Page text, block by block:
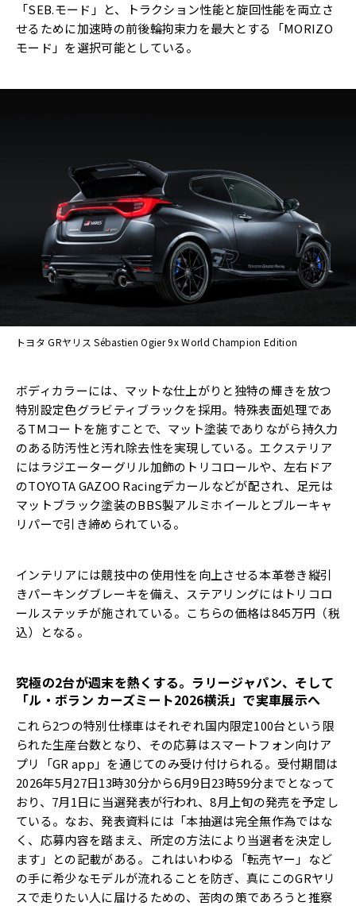
「SEB.モード」と、トラクション性能と旋回性能を両立さ
せるために加速時の前後輪拘束力を最大とする「MORIZO
モード」を選択可能としている。
トヨタ GRヤリス Sébastien Ogier 9x World Champion Edition
ボディカラーには、マットな仕上がりと独特の輝きを放つ
特別設定色グラビティブラックを採用。特殊表面処理であ
るTMコートを施すことで、マット塗装でありながら持久力
のある防汚性と汚れ除去性を実現している。エクステリア
にはラジエーターグリル加飾のトリコロールや、左右ドア
のTOYOTA GAZOO Racingデカールなどが配され、足元は
マットブラック塗装のBBS製アルミホイールとブルーキャ
リパーで引き締められている。
インテリアには競技中の使用性を向上させる本革巻き縦引
きパーキングブレーキを備え、ステアリングにはトリコロ
ールステッチが施されている。こちらの価格は845万円（税
込）となる。
究極の2台が週末を熱くする。ラリージャパン、そして
「ル・ボラン カーズミート2026横浜」で実車展示へ
これら2つの特別仕様車はそれぞれ国内限定100台という限
られた生産台数となり、その応募はスマートフォン向けア
プリ「GR app」を通じてのみ受け付けられる。受付期間は
2026年5月27日13時30分から6月9日23時59分までとなって
おり、7月1日に当選発表が行われ、8月上旬の発売を予定し
ている。なお、発表資料には「本抽選は完全無作為ではな
く、応募内容を踏まえ、所定の方法により当選者を決定し
ます」との記載がある。これはいわゆる「転売ヤー」など
の手に希少なモデルが流れることを防ぎ、真にこのGRヤリ
スで走りたい人に届けるための、苦肉の策であろうと推察